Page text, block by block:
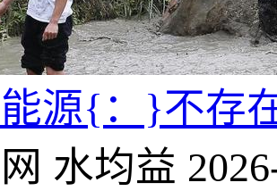
源{：}不存
水均益